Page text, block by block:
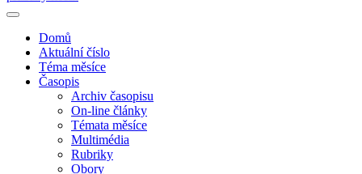
Domů
Aktuální číslo
Téma měsíce
Časopis
Archiv časopisu
On-line články
Témata měsíce
Multimédia
Rubriky
Obory